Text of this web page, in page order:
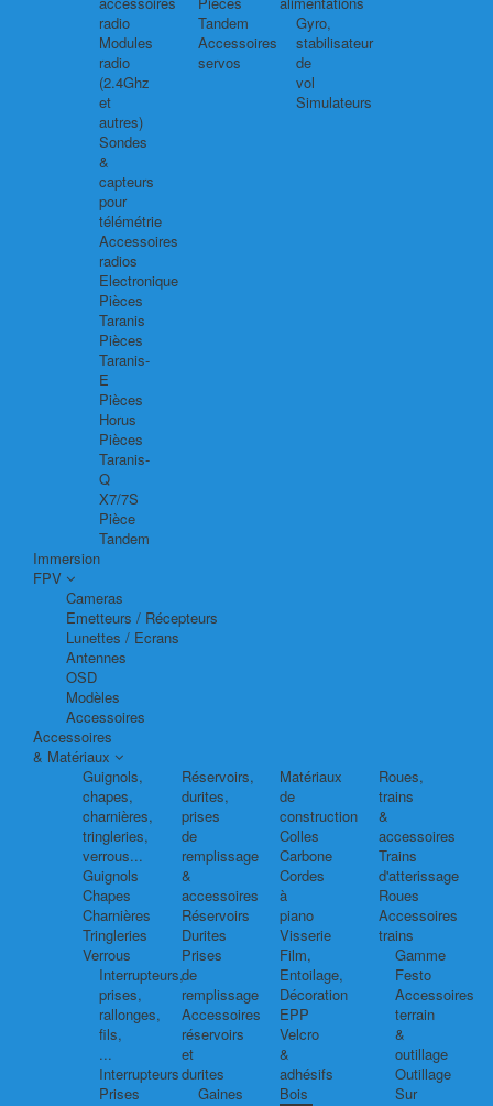
radio
Modules
radio
(2.4Ghz
et
autres)
Sondes
&
capteurs
pour
télémétrie
Accessoires
radios
Electronique
Pièces
Taranis
Pièces
Taranis-
E
Pièces
Horus
Pièces
Taranis-
Q
X7/7S
Pièce
Tandem
Tandem
Accessoires
servos
Gyro,
stabilisateur
de
vol
Simulateurs
Immersion
FPV
Cameras
Emetteurs / Récepteurs
Lunettes / Ecrans
Antennes
OSD
Modèles
Accessoires
Accessoires
& Matériaux
Guignols,
chapes,
charnières,
tringleries,
verrous...
Guignols
Chapes
Charnières
Tringleries
Verrous
Interrupteurs,
prises,
rallonges,
fils,
...
Interrupteurs
Prises
Réservoirs,
durites,
prises
de
remplissage
&
accessoires
Réservoirs
Durites
Prises
de
remplissage
Accessoires
réservoirs
et
durites
Gaines
Matériaux
de
construction
Colles
Carbone
Cordes
à
piano
Visserie
Film,
Entoilage,
Décoration
EPP
Velcro
&
adhésifs
Bois
Roues,
trains
&
accessoires
Trains
d'atterissage
Roues
Accessoires
trains
Gamme
Festo
Accessoires
terrain
&
outillage
Outillage
Sur